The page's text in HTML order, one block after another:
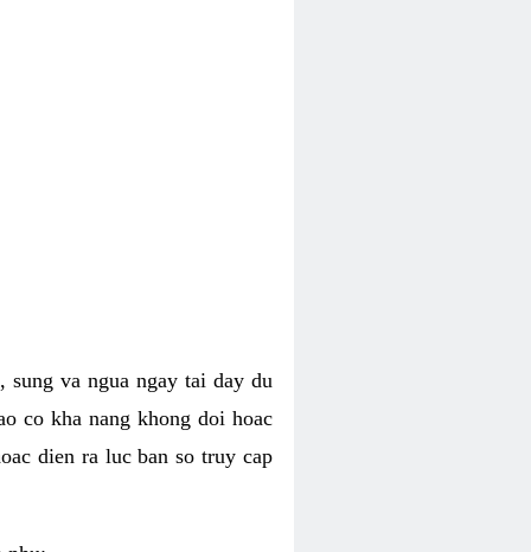
va ngua ngay tai day du
co kha nang khong doi hoac
dien ra luc ban so truy cap